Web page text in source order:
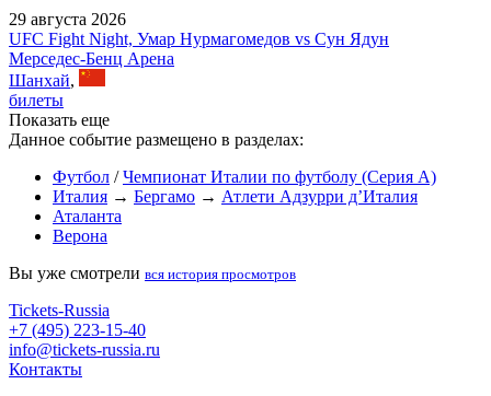
29 августа 2026
UFC Fight Night, Умар Нурмагомедов vs Сун Ядун
Мерседес-Бенц Арена
Шанхай,
билеты
Показать еще
Данное событие размещено в разделах:
Футбол /Чемпионат Италии по футболу (Серия А)
Италия → Бергамо → Атлети Адзурри д’Италия
Аталанта
Верона
Вы уже смотрели вся история просмотров
Tickets-Russia
+7 (495) 223-15-40
info@tickets-russia.ru
Контакты